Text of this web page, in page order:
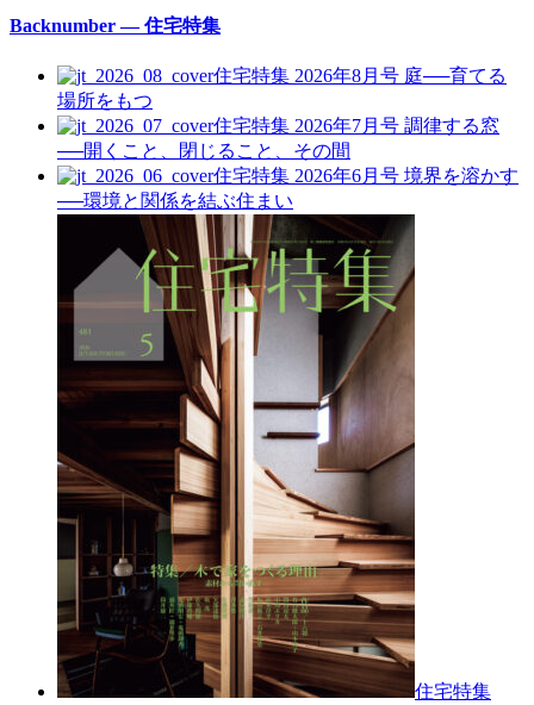
Backnumber — 住宅特集
住宅特集 2026年8月号 庭──育てる
場所をもつ
住宅特集 2026年7月号 調律する窓
──開くこと、閉じること、その間
住宅特集 2026年6月号 境界を溶かす
──環境と関係を結ぶ住まい
住宅特集